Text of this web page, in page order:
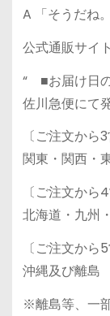
A 「そうだね。
公式通販サイ
“ ■お届け日
佐川急便にて
〔ご注文から3
関東・関西・
〔ご注文から
北海道・九州
〔ご注文から
沖縄及び離島
※離島等、一